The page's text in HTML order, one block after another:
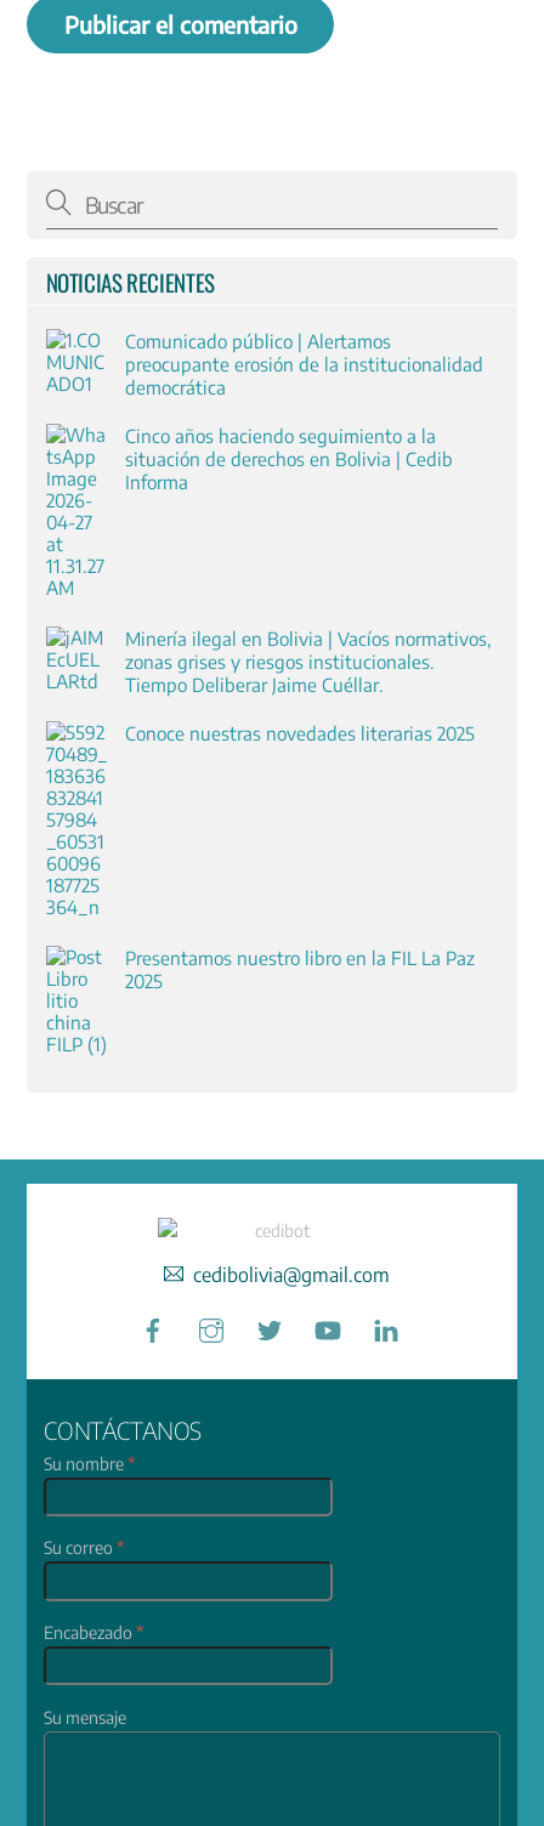
NOTICIAS RECIENTES
Comunicado público | Alertamos
preocupante erosión de la institucionalidad
democrática
Cinco años haciendo seguimiento a la
situación de derechos en Bolivia | Cedib
Informa
Minería ilegal en Bolivia | Vacíos normativos,
zonas grises y riesgos institucionales.
Tiempo Deliberar Jaime Cuéllar.
Conoce nuestras novedades literarias 2025
Presentamos nuestro libro en la FIL La Paz
2025
cedibolivia@gmail.com
Facebook
CONTÁCTANOS
Su nombre*
Su correo*
Encabezado*
Su mensaje